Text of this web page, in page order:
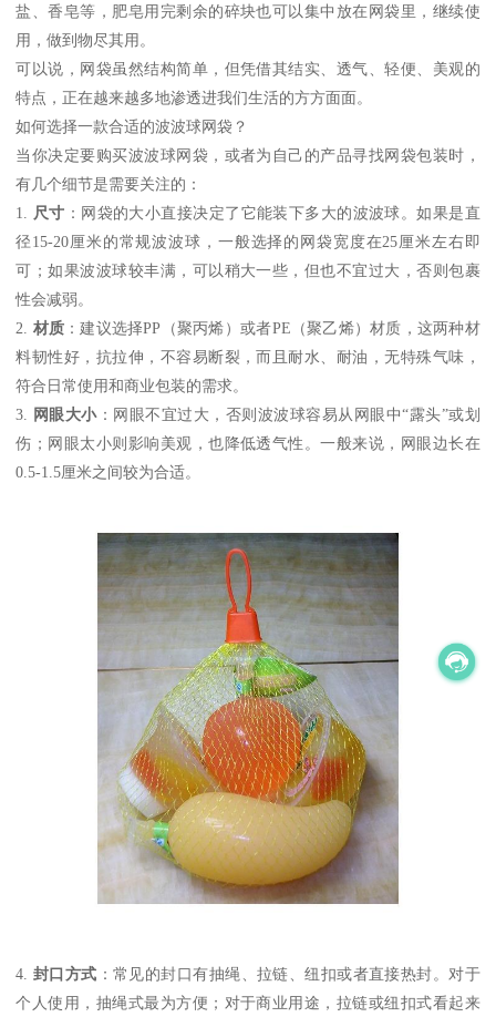
盐、香皂等，肥皂用完剩余的碎块也可以集中放在网袋里，继续使
用，做到物尽其用。
可以说，网袋虽然结构简单，但凭借其结实、透气、轻便、美观的
特点，正在越来越多地渗透进我们生活的方方面面。
如何选择一款合适的波波球网袋？
当你决定要购买波波球网袋，或者为自己的产品寻找网袋包装时，
有几个细节是需要关注的：
1.
尺寸 ：网袋的大小直接决定了它能装下多大的波波球。如果是直
径15-20厘米的常规波波球，一般选择的网袋宽度在25厘米左右即
可；如果波波球较丰满，可以稍大一些，但也不宜过大，否则包裹
性会减弱。
2. 材质 ：建议选择PP（聚丙烯）或者PE（聚乙烯）材质，这两种材
料韧性好，抗拉伸，不容易断裂，而且耐水、耐油，无特殊气味，
符合日常使用和商业包装的需求。
3.
网眼大小：网眼不宜过大，否则波波球容易从网眼中“露头”或划
伤；网眼太小则影响美观，也降低透气性。一般来说，网眼边长在
0.5-1.5厘米之间较为合适。
4. 封口方式 ：常见的封口有抽绳、拉链、纽扣或者直接热封。对于
个人使用，抽绳式最为方便；对于商业用途，拉链或纽扣式看起来